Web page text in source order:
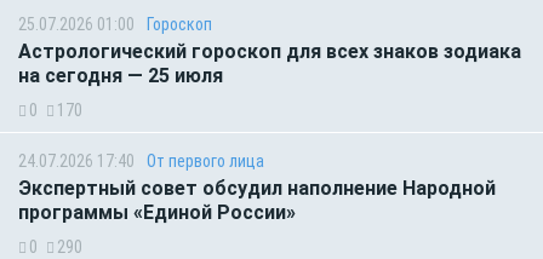
25.07.2026 01:00 Гороскоп
Астрологический гороскоп для всех знаков зодиака
на сегодня — 25 июля
0 170
24.07.2026 17:40 От первого лица
Экспертный совет обсудил наполнение Народной
программы «Единой России»
0 290